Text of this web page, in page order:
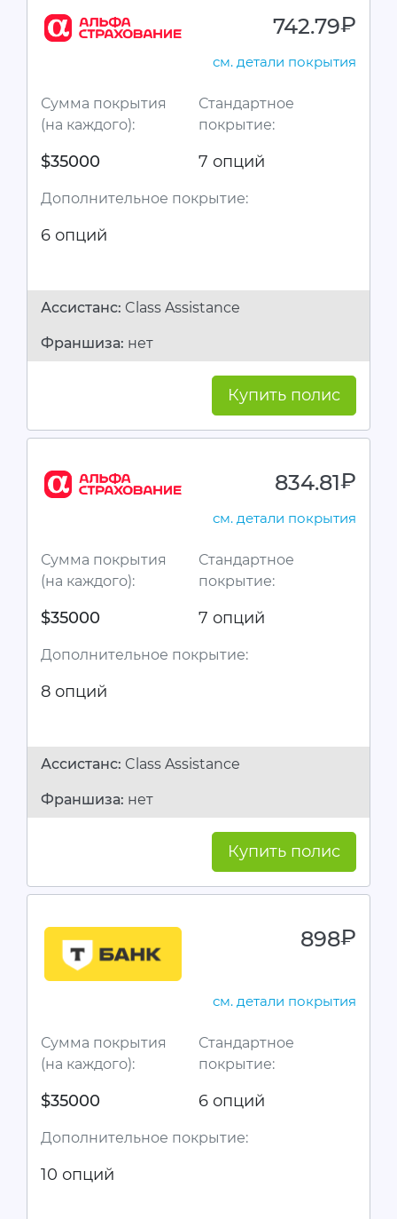
742.79руб.
см. детали покрытия
Сумма покрытия
(на каждого):
$35000
Стандартное
покрытие:
7 опций
Дополнительное покрытие:
6 опций
Ассистанc: Class Assistance
Франшиза: нет
Купить полис
834.81руб.
см. детали покрытия
Сумма покрытия
(на каждого):
$35000
Стандартное
покрытие:
7 опций
Дополнительное покрытие:
8 опций
Ассистанc: Class Assistance
Франшиза: нет
Купить полис
898руб.
см. детали покрытия
Сумма покрытия
(на каждого):
$35000
Стандартное
покрытие:
6 опций
Дополнительное покрытие:
10 опций